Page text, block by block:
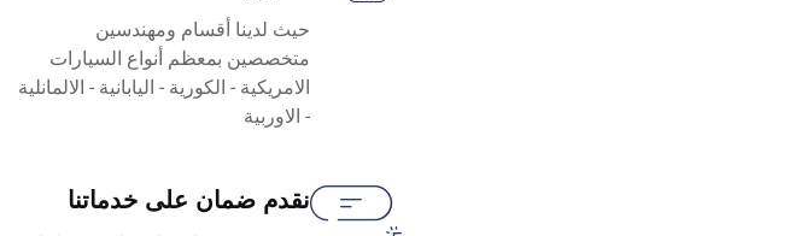
حيث لدينا أقسام ومهندسين
متخصصين بمعظم أنواع السيارات
الامريكية - الكورية - اليابانية - الالمانلية
- الاوربية
نقدم ضمان على خدماتنا